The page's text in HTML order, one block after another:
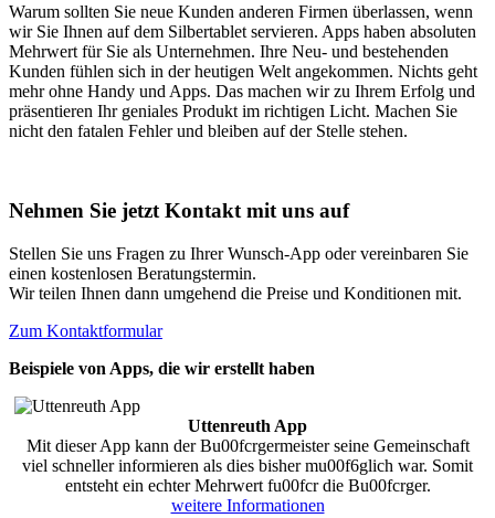
Warum sollten Sie neue Kunden anderen Firmen überlassen, wenn
wir Sie Ihnen auf dem Silbertablet servieren. Apps haben absoluten
Mehrwert für Sie als Unternehmen. Ihre Neu- und bestehenden
Kunden fühlen sich in der heutigen Welt angekommen. Nichts geht
mehr ohne Handy und Apps. Das machen wir zu Ihrem Erfolg und
präsentieren Ihr geniales Produkt im richtigen Licht. Machen Sie
nicht den fatalen Fehler und bleiben auf der Stelle stehen.
Nehmen Sie jetzt Kontakt mit uns auf
Stellen Sie uns Fragen zu Ihrer Wunsch-App oder vereinbaren Sie
einen kostenlosen Beratungstermin.
Wir teilen Ihnen dann umgehend die Preise und Konditionen mit.
Zum Kontaktformular
Beispiele von Apps, die wir erstellt haben
Uttenreuth App
Mit dieser App kann der Bu00fcrgermeister seine Gemeinschaft
viel schneller informieren als dies bisher mu00f6glich war. Somit
entsteht ein echter Mehrwert fu00fcr die Bu00fcrger.
weitere Informationen